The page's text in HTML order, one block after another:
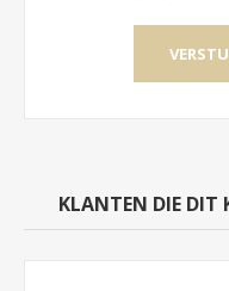
KLANTEN DIE DIT